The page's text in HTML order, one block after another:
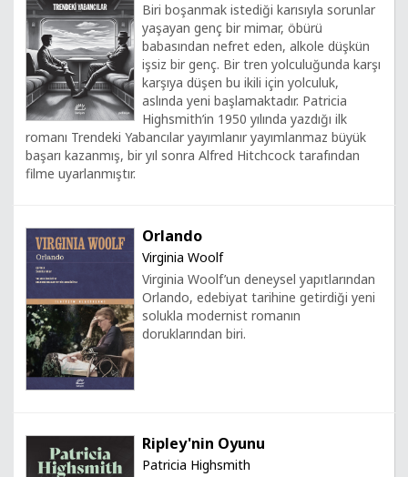
Biri boşanmak istediği karısıyla sorunlar
yaşayan genç bir mimar, öbürü
babasından nefret eden, alkole düşkün
işsiz bir genç. Bir tren yolculuğunda karşı
karşıya düşen bu ikili için yolculuk,
aslında yeni başlamaktadır. Patricia
Highsmith’in 1950 yılında yazdığı ilk
romanı Trendeki Yabancılar yayımlanır yayımlanmaz büyük
başarı kazanmış, bir yıl sonra Alfred Hitchcock tarafından
filme uyarlanmıştır.
Orlando
Virginia Woolf
Virginia Woolf’un deneysel yapıtlarından
Orlando, edebiyat tarihine getirdiği yeni
solukla modernist romanın
doruklarından biri.
Ripley'nin Oyunu
Patricia Highsmith